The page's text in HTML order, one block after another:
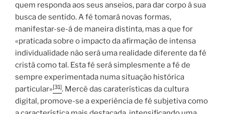
quem responda aos seus anseios, para dar corpo à sua
busca de sentido. A fé tomará novas formas,
manifestar-se-á de maneira distinta, mas a que for
«praticada sobre o impacto da afirmação de intensa
individualidade não será uma realidade diferente da fé
cristã como tal. Esta fé será simplesmente a fé de
sempre experimentada numa situação histórica
particular»[31]. Mercê das caraterísticas da cultura
digital, promove-se a experiência de fé subjetiva como